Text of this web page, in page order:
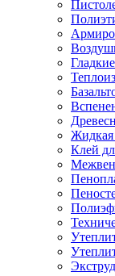
Жидкая
Клей